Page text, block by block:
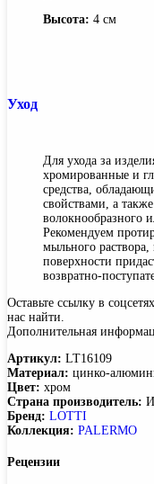
Высота: 4 см
Уход
Для ухода за
хромированные и
средства,
свойствами, а
волокнообразного
Рекомендуем
мыльного
поверхности
возвратно-
Оставьте ссылку в
нас найти.
Дополнительная
Артикул: LT16109
Материал: цинко-
Цвет: хром
Страна производитель:
Бренд: LOTTI
Коллекция: PALERMO
Рецензии